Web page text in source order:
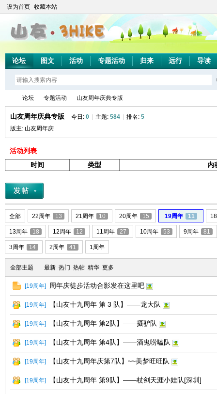
设为首页 收藏本站
论坛 图文 活动 专题活动 归来 远行 导读
山
友
户
»
论坛
›
专题活动
›
山友周年庆典专版
山友周年庆典专版 今日: 0 主题: 584 排名: 5
版主: 山友周年庆
活动列表
时间
类型 内
全部 22周年 13 21周年 10 20周年 15 19周年 11
13周年 18 12周年 12 11周年 27 10周年 53 9周年 81
3周年 14 2周年 41 1周年
全部主题 最新 热门 热帖 精华 更多
[19周年] 周年庆徒步活动合影发在这里吧
[19周年] 【山友十九周年 第 3 队】——龙大队
[19周年] 【山友十九周年 第2队】——摄驴队
[19周年] 【山友十九周年 第4队】——酒鬼唠嗑队
[19周年] 【山友十九周年庆第7队】~~美梦旺旺队
[19周年] 【山友十九周年 第9队】——杖剑天涯小娃队[深圳]